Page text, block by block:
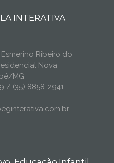
INTERATIVA
Esmerino Ribeiro do
Nova
MG
/ (35) 8858-2941